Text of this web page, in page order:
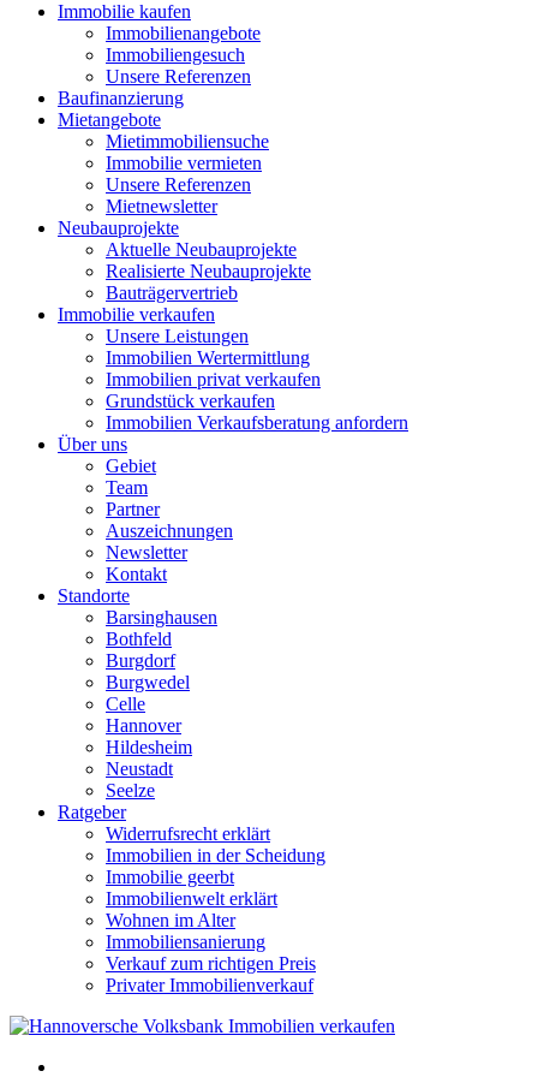
Immobilie kaufen
Immobilienangebote
Immobiliengesuch
Unsere Referenzen
Baufinanzierung
Mietangebote
Mietimmobiliensuche
Immobilie vermieten
Unsere Referenzen
Mietnewsletter
Neubauprojekte
Aktuelle Neubauprojekte
Realisierte Neubauprojekte
Bauträgervertrieb
Immobilie verkaufen
Unsere Leistungen
Immobilien Wertermittlung
Immobilien privat verkaufen
Grundstück verkaufen
Immobilien Verkaufsberatung anfordern
Über uns
Gebiet
Team
Partner
Auszeichnungen
Newsletter
Kontakt
Standorte
Barsinghausen
Bothfeld
Burgdorf
Burgwedel
Celle
Hannover
Hildesheim
Neustadt
Seelze
Ratgeber
Widerrufsrecht erklärt
Immobilien in der Scheidung
Immobilie geerbt
Immobilienwelt erklärt
Wohnen im Alter
Immobiliensanierung
Verkauf zum richtigen Preis
Privater Immobilienverkauf